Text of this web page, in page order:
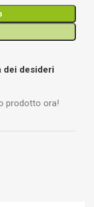
dei desideri
prodotto ora!